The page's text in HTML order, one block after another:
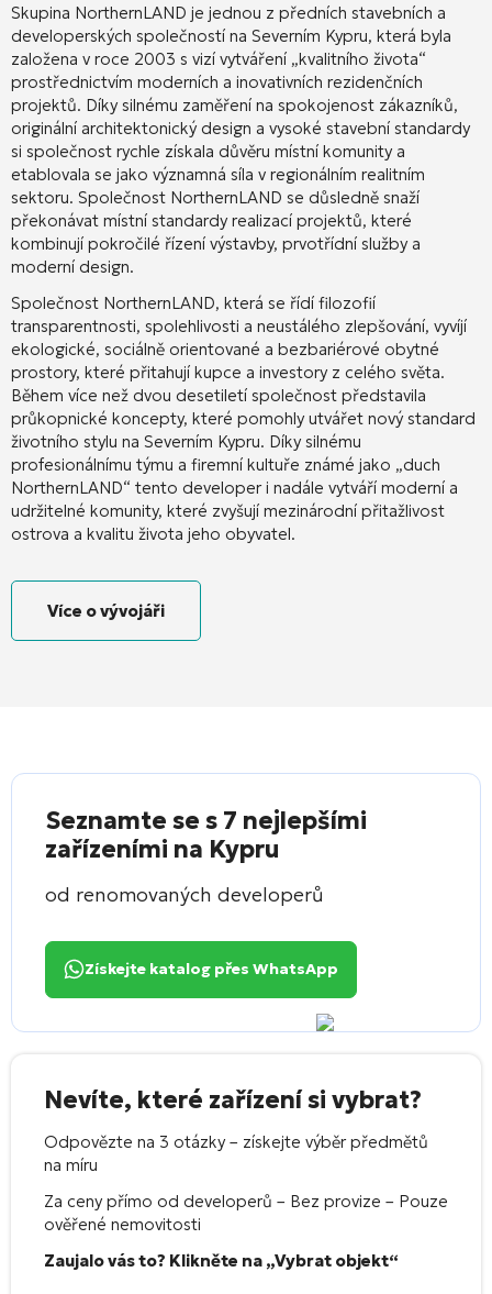
Skupina NorthernLAND je jednou z předních stavebních a
developerských společností na Severním Kypru, která byla
založena v roce 2003 s vizí vytváření „kvalitního života“
prostřednictvím moderních a inovativních rezidenčních
projektů. Díky silnému zaměření na spokojenost zákazníků,
originální architektonický design a vysoké stavební standardy
si společnost rychle získala důvěru místní komunity a
etablovala se jako významná síla v regionálním realitním
sektoru. Společnost NorthernLAND se důsledně snaží
překonávat místní standardy realizací projektů, které
kombinují pokročilé řízení výstavby, prvotřídní služby a
moderní design.
Společnost NorthernLAND, která se řídí filozofií
transparentnosti, spolehlivosti a neustálého zlepšování, vyvíjí
ekologické, sociálně orientované a bezbariérové obytné
prostory, které přitahují kupce a investory z celého světa.
Během více než dvou desetiletí společnost představila
průkopnické koncepty, které pomohly utvářet nový standard
životního stylu na Severním Kypru. Díky silnému
profesionálnímu týmu a firemní kultuře známé jako „duch
NorthernLAND“ tento developer i nadále vytváří moderní a
udržitelné komunity, které zvyšují mezinárodní přitažlivost
ostrova a kvalitu života jeho obyvatel.
Více o vývojáři
Seznamte se s 7 nejlepšími
zařízeními na Kypru
od renomovaných developerů
Získejte katalog přes WhatsApp
Nevíte, které zařízení si vybrat?
Odpovězte na 3 otázky – získejte výběr předmětů
na míru
Za ceny přímo od developerů – Bez provize – Pouze
ověřené nemovitosti
Zaujalo vás to? Klikněte na „Vybrat objekt“